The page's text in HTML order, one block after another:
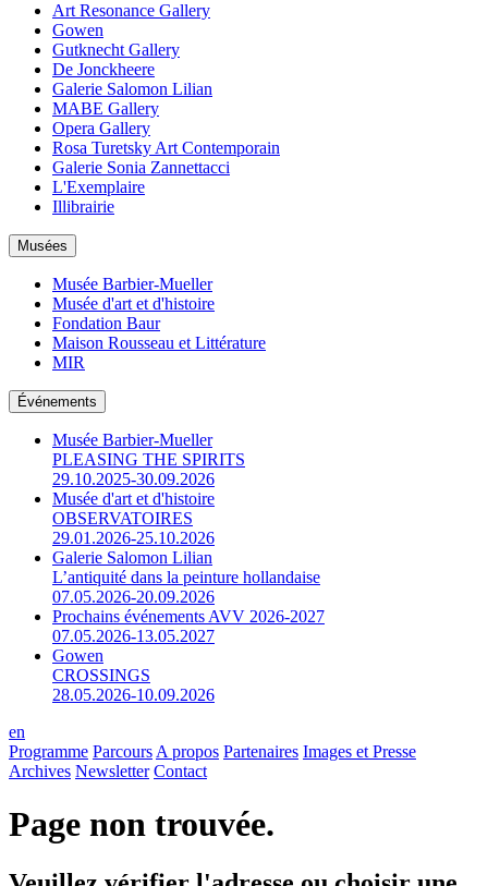
Art Resonance Gallery
Gowen
Gutknecht Gallery
De Jonckheere
Galerie Salomon Lilian
MABE Gallery
Opera Gallery
Rosa Turetsky Art Contemporain
Galerie Sonia Zannettacci
L'Exemplaire
Illibrairie
Musées
Musée Barbier-Mueller
Musée d'art et d'histoire
Fondation Baur
Maison Rousseau et Littérature
MIR
Événements
Musée Barbier-Mueller
PLEASING THE SPIRITS
29.10.2025-30.09.2026
Musée d'art et d'histoire
OBSERVATOIRES
29.01.2026-25.10.2026
Galerie Salomon Lilian
L’antiquité dans la peinture hollandaise
07.05.2026-20.09.2026
Prochains événements AVV 2026-2027
07.05.2026-13.05.2027
Gowen
CROSSINGS
28.05.2026-10.09.2026
en
Programme Parcours A propos Partenaires Images et Presse
Archives Newsletter Contact
Page non trouvée.